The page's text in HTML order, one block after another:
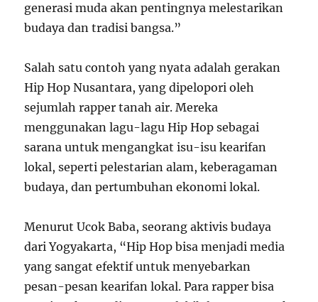
generasi muda akan pentingnya melestarikan
budaya dan tradisi bangsa.”
Salah satu contoh yang nyata adalah gerakan
Hip Hop Nusantara, yang dipelopori oleh
sejumlah rapper tanah air. Mereka
menggunakan lagu-lagu Hip Hop sebagai
sarana untuk mengangkat isu-isu kearifan
lokal, seperti pelestarian alam, keberagaman
budaya, dan pertumbuhan ekonomi lokal.
Menurut Ucok Baba, seorang aktivis budaya
dari Yogyakarta, “Hip Hop bisa menjadi media
yang sangat efektif untuk menyebarkan
pesan-pesan kearifan lokal. Para rapper bisa